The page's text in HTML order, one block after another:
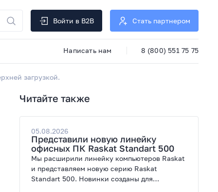
Войти в B2B Стать партнером
Написать нам 8 (800) 551 75 75
загрузкой.
Читайте также
05.08.2026
Представили новую линейку
офисных ПК Raskat Standart 500
Мы расширили линейку компьютеров Raskat
и представляем новую серию Raskat
Standart 500. Новинки созданы для